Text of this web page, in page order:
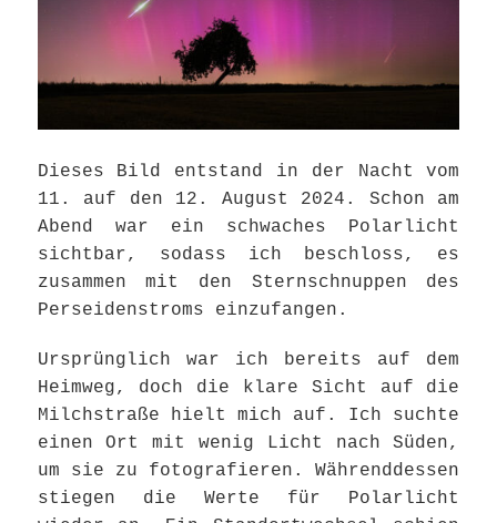
Dieses Bild entstand in der Nacht vom
11. auf den 12. August 2024. Schon am
Abend war ein schwaches Polarlicht
sichtbar, sodass ich beschloss, es
zusammen mit den Sternschnuppen des
Perseidenstroms einzufangen.
Ursprünglich war ich bereits auf dem
Heimweg, doch die klare Sicht auf die
Milchstraße hielt mich auf. Ich suchte
einen Ort mit wenig Licht nach Süden,
um sie zu fotografieren. Währenddessen
stiegen die Werte für Polarlicht